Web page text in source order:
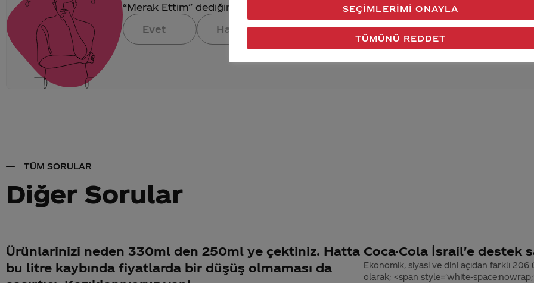
“Merak Ettim” dediğin konuya verdiğimiz cevap aklındaki soru işaretlerini giderdi
Evet
Hayır Gönder
TÜM SORULAR
Diğer Sorular
Ürünlarinizi neden 330ml den 250ml ye çektiniz. Hatta
bu litre kaybında fiyatlarda bir düşüş olmaması da
Coca-Cola İsrail'e destek
Ekonomik, siyasi ve dini açıdan farklı
olarak; <span style='white-
TÜMÜNÜ REDDET
SEÇIMLERIMI ONAYLA